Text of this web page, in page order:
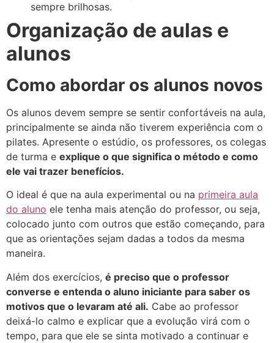
sempre brilhosas.
Organização de aulas e
alunos
Como abordar os alunos novos
Os alunos devem sempre se sentir confortáveis na aula,
principalmente se ainda não tiverem experiência com o
pilates. Apresente o estúdio, os professores, os colegas
de turma e explique o que significa o método e como
ele vai trazer benefícios.
O ideal é que na aula experimental ou na primeira aula
do aluno ele tenha mais atenção do professor, ou seja,
colocado junto com outros que estão começando, para
que as orientações sejam dadas a todos da mesma
maneira.
Além dos exercícios, é preciso que o professor
converse e entenda o aluno iniciante para saber os
motivos que o levaram até ali. Cabe ao professor
deixá-lo calmo e explicar que a evolução virá com o
tempo, para que ele se sinta motivado a continuar e